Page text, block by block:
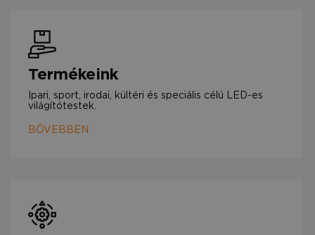
Termékeink
Ipari, sport, irodai, kültéri és speciális célú LED-es
világítótestek.
BŐVEBBEN